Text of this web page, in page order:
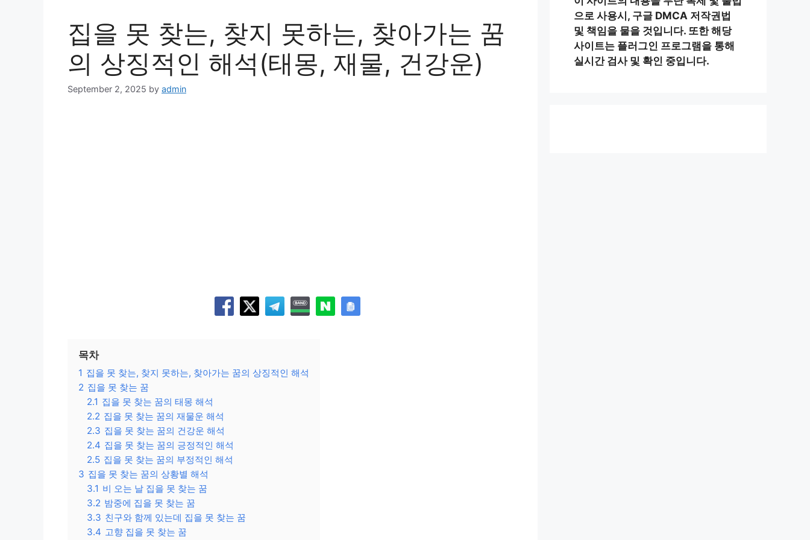
집을 못 찾는, 찾지 못하는, 찾아가는 꿈
의 상징적인 해석(태몽, 재물, 건강운)
September 2, 2025 by admin
목차
1 집을 못 찾는, 찾지 못하는, 찾아가는 꿈의 상징적인 해석
2 집을 못 찾는 꿈
2.1 집을 못 찾는 꿈의 태몽 해석
2.2 집을 못 찾는 꿈의 재물운 해석
2.3 집을 못 찾는 꿈의 건강운 해석
2.4 집을 못 찾는 꿈의 긍정적인 해석
2.5 집을 못 찾는 꿈의 부정적인 해석
3 집을 못 찾는 꿈의 상황별 해석
3.1 비 오는 날 집을 못 찾는 꿈
3.2 밤중에 집을 못 찾는 꿈
3.3 친구와 함께 있는데 집을 못 찾는 꿈
3.4 고향 집을 못 찾는 꿈
으로 사용시, 구글 DMCA 저작권법
및 책임을 물을 것입니다. 또한 해당
사이트는 플러그인 프로그램을 통해
실시간 검사 및 확인 중입니다.